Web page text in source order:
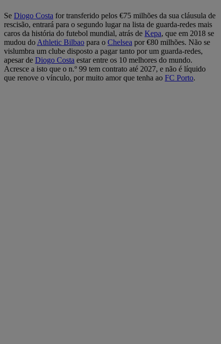
Se Diogo Costa for transferido pelos €75 milhões da sua cláusula de
rescisão, entrará para o segundo lugar na lista de guarda-redes mais
caros da história do futebol mundial, atrás de Kepa, que em 2018 se
mudou do Athletic Bilbao para o Chelsea por €80 milhões. Não se
vislumbra um clube disposto a pagar tanto por um guarda-redes,
apesar de Diogo Costa estar entre os 10 melhores do mundo.
Acresce a isto que o n.º 99 tem contrato até 2027, e não é líquido
que renove o vínculo, por muito amor que tenha ao FC Porto.